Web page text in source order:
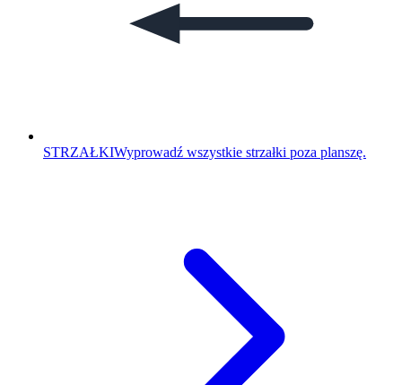
STRZAŁKIWyprowadź wszystkie strzałki poza planszę.